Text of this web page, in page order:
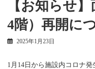
【お知らせ
4階）再開に
2025年1月23日
1月14日から施設内コロナ